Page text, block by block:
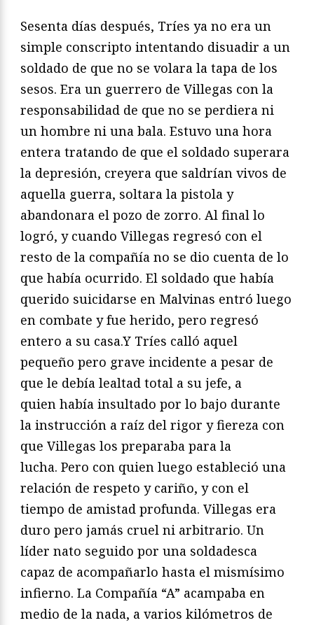
Sesenta días después, Tríes ya no era un
simple conscripto intentando disuadir a un
soldado de que no se volara la tapa de los
sesos. Era un guerrero de Villegas con la
responsabilidad de que no se perdiera ni
un hombre ni una bala. Estuvo una hora
entera tratando de que el soldado superara
la depresión, creyera que saldrían vivos de
aquella guerra, soltara la pistola y
abandonara el pozo de zorro. Al final lo
logró, y cuando Villegas regresó con el
resto de la compañía no se dio cuenta de lo
que había ocurrido. El soldado que había
querido suicidarse en Malvinas entró luego
en combate y fue herido, pero regresó
entero a su casa.Y Tríes calló aquel
pequeño pero grave incidente a pesar de
que le debía lealtad total a su jefe, a
quien había insultado por lo bajo durante
la instrucción a raíz del rigor y fiereza con
que Villegas los preparaba para la
lucha. Pero con quien luego estableció una
relación de respeto y cariño, y con el
tiempo de amistad profunda. Villegas era
duro pero jamás cruel ni arbitrario. Un
líder nato seguido por una soldadesca
capaz de acompañarlo hasta el mismísimo
infierno. La Compañía “A” acampaba en
medio de la nada, a varios kilómetros de